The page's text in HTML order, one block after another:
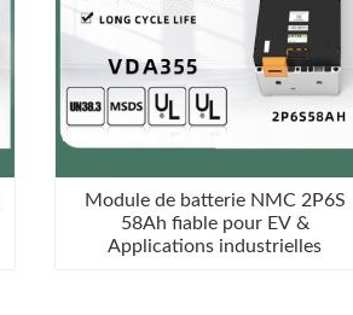
Module de batterie NMC 2P6S
58Ah fiable pour EV &
Applications industrielles